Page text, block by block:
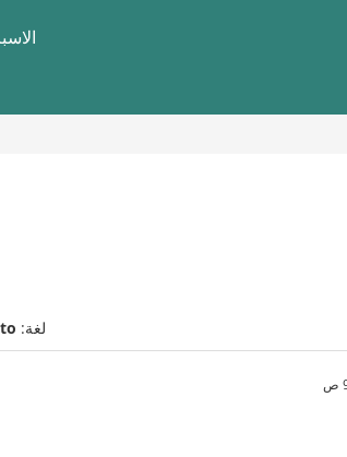
لغة: